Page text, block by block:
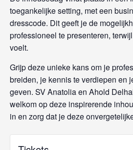
toegankelijke setting, met een
dresscode. Dit geeft je de
professioneel te presenteren,
voelt.
Grijp deze unieke kans om je
breiden, je kennis te verdiepen en
geven. SV Anatolia en Ahold
welkom op deze inspirerende
in en zorg dat je deze